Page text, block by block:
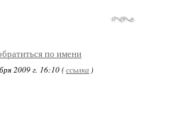
по имени
2009 г. 16:10 (ссылка )